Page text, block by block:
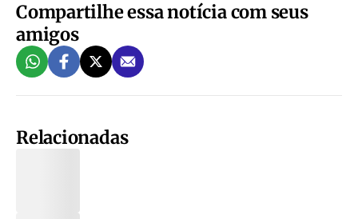
Compartilhe essa notícia com seus
amigos
Relacionadas